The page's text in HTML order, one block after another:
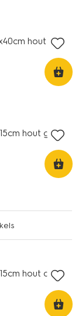
hout dun
hout golf
hout dun